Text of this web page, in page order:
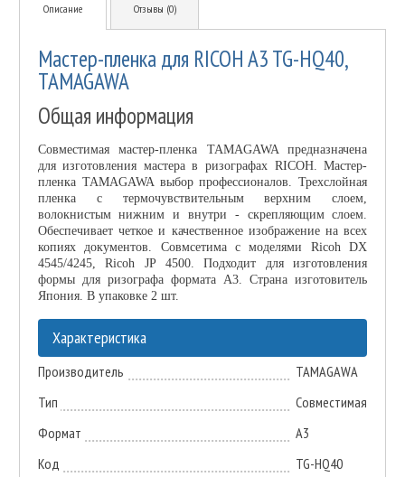
Описание Отзывы (0)
Мастер-пленка для RICOH A3 TG-HQ40,
TAMAGAWA
Общая информация
Совместимая мастер-пленка TAMAGAWA предназначена
для изготовления мастера в ризографах RICOH. Мастер-
пленка TAMAGAWA выбор профессионалов. Трехслойная
пленка с термочувствительным верхним слоем,
волокнистым нижним и внутри - скрепляющим слоем.
Обеспечивает четкое и качественное изображение на всех
копиях документов. Совмсетима с моделями Ricoh DX
4545/4245, Ricoh JP 4500. Подходит для изготовления
формы для ризографа формата A3. Страна изготовитель
Япония. В упаковке 2 шт.
Характеристика
Производитель
TAMAGAWA
Тип
Совместимая
Формат
A3
Код
TG-HQ40